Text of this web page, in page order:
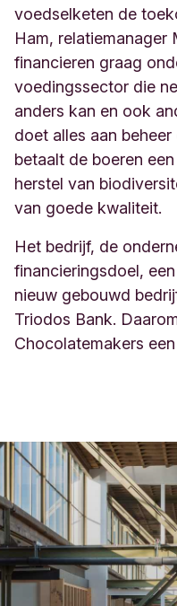
voedselketen de
Ham, relatiemanager
financieren graag
voedingssector die
anders kan en ook
doet alles aan
betaalt de boeren
herstel van
van goede kwaliteit.
Het bedrijf, de
financieringsdoel,
nieuw gebouwd
Triodos Bank.
Chocolatemakers